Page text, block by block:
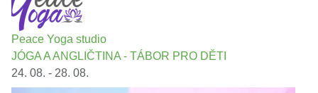
Peace Yoga studio
JÓGA A ANGLIČTINA - TÁBOR PRO DĚTI
24. 08. - 28. 08.